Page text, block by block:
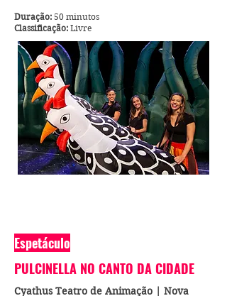
Duração: 50 minutos
Classificação: Livre
Espetáculo
PULCINELLA NO CANTO DA CIDADE
Cyathus Teatro de Animação | Nova